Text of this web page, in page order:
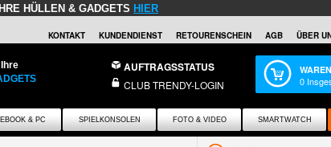
HÜLLEN & GADGETS HIER
KONTAKT KUNDENDIENST RETOURENSCHEIN AGB ÜBER
AUFTRAGSSTATUS
CLUB TRENDY-LOGIN 0
& PC SPIELKONSOLEN FOTO & VIDEO SMARTWATCH